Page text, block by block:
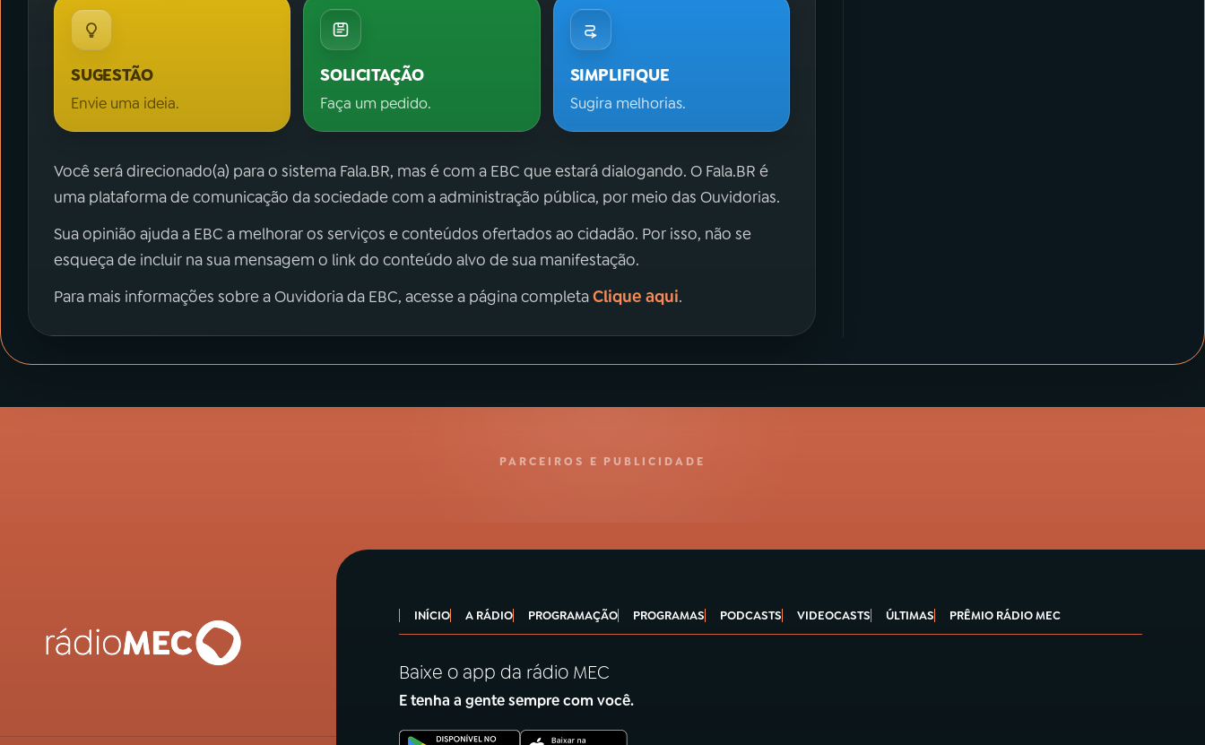
SUGESTÃO
Envie uma ideia.
SOLICITAÇÃO
Faça um pedido.
SIMPLIFIQUE
Sugira melhorias.
Você será direcionado(a) para o sistema Fala.BR, mas é com a EBC que estará dialogando. O Fala.BR é
uma plataforma de comunicação da sociedade com a administração pública, por meio das Ouvidorias.
Sua opinião ajuda a EBC a melhorar os serviços e conteúdos ofertados ao cidadão. Por isso, não se
esqueça de incluir na sua mensagem o link do conteúdo alvo de sua manifestação.
Para mais informações sobre a Ouvidoria da EBC, acesse a página completaClique aqui.
PARCEIROS E PUBLICIDADE
INÍCIO A RÁDIO PROGRAMAÇÃO PROGRAMAS PODCASTS VIDEOCASTS ÚLTIMAS PRÊMIO RÁDIO MEC
Baixe o app da rádio MEC
E tenha a gente sempre com você.